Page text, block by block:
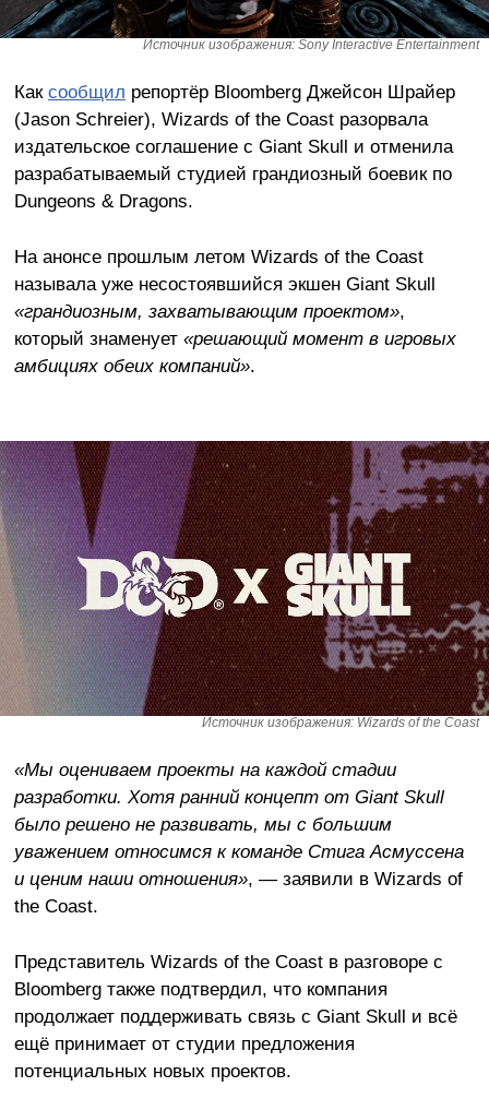
Источник изображения: Sony Interactive Entertainment
Как сообщил репортёр Bloomberg Джейсон Шрайер
(Jason Schreier), Wizards of the Coast разорвала
издательское соглашение с Giant Skull и отменила
разрабатываемый студией грандиозный боевик по
Dungeons & Dragons.
На анонсе прошлым летом Wizards of the Coast
называла уже несостоявшийся экшен Giant Skull
«грандиозным, захватывающим проектом»,
который знаменует «решающий момент в игровых
амбициях обеих компаний».
Источник изображения: Wizards of the Coast
«Мы оцениваем проекты на каждой стадии
разработки. Хотя ранний концепт от Giant Skull
было решено не развивать, мы с большим
уважением относимся к команде Стига Асмуссена
и ценим наши отношения», — заявили в Wizards of
the Coast.
Представитель Wizards of the Coast в разговоре с
Bloomberg также подтвердил, что компания
продолжает поддерживать связь с Giant Skull и всё
ещё принимает от студии предложения
потенциальных новых проектов.